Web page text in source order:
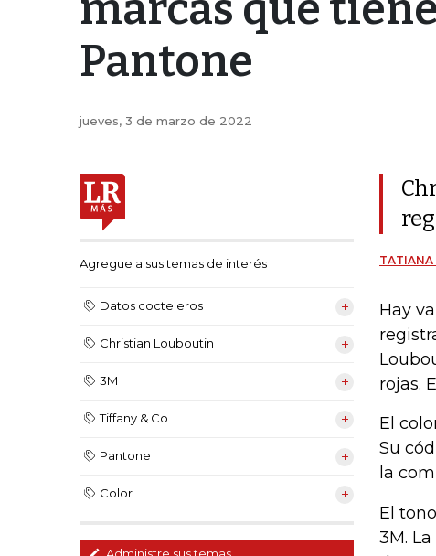
Pantone
jueves, 3 de marzo de 2022
Agregue a sus temas de interés
Datos cocteleros
Christian Louboutin
3M
Tiffany & Co
Pantone
Color
Administre sus temas
TATIANA
Hay
rojas.
El
Su
la
El
3M.